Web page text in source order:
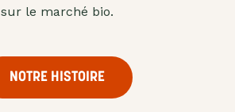
sur le marché bio.
NOTRE HISTOIRE